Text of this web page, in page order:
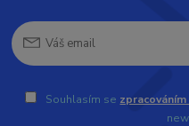
Souhlasím se